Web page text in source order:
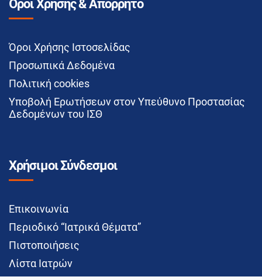
Όροι Χρήσης & Απόρρητο
Όροι Χρήσης Ιστοσελίδας
Προσωπικά Δεδομένα
Πολιτική cookies
Υποβολή Ερωτήσεων στον Υπεύθυνο Προστασίας
Δεδομένων του ΙΣΘ
Χρήσιμοι Σύνδεσμοι
Επικοινωνία
Περιοδικό “Ιατρικά Θέματα”
Πιστοποιήσεις
Λίστα Ιατρών